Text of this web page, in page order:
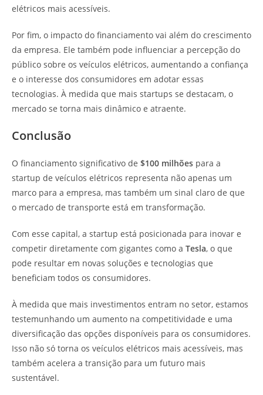
elétricos mais acessíveis.
Por fim, o impacto do financiamento vai além do crescimento
da empresa. Ele também pode influenciar a percepção do
público sobre os veículos elétricos, aumentando a confiança
e o interesse dos consumidores em adotar essas
tecnologias. À medida que mais startups se destacam, o
mercado se torna mais dinâmico e atraente.
Conclusão
O financiamento significativo de $100 milhões para a
startup de veículos elétricos representa não apenas um
marco para a empresa, mas também um sinal claro de que
o mercado de transporte está em transformação.
Com esse capital, a startup está posicionada para inovar e
competir diretamente com gigantes como a Tesla, o que
pode resultar em novas soluções e tecnologias que
beneficiam todos os consumidores.
À medida que mais investimentos entram no setor, estamos
testemunhando um aumento na competitividade e uma
diversificação das opções disponíveis para os consumidores.
Isso não só torna os veículos elétricos mais acessíveis, mas
também acelera a transição para um futuro mais
sustentável.